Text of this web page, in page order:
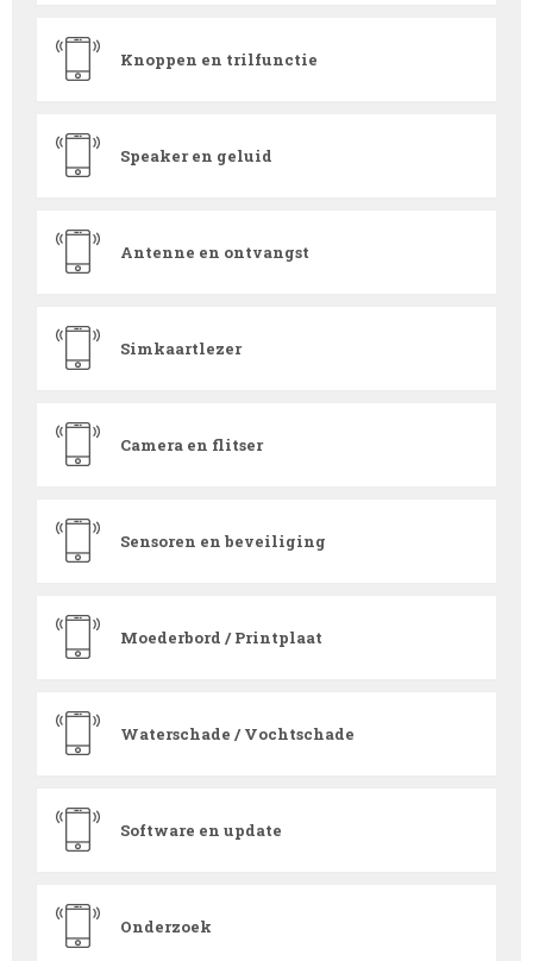
Knoppen en trilfunctie
Speaker en geluid
Antenne en ontvangst
Simkaartlezer
Camera en flitser
Sensoren en beveiliging
Moederbord / Printplaat
Waterschade / Vochtschade
Software en update
Onderzoek